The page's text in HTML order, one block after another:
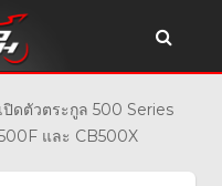
ดตัวตระกูล 500 Series
และ CB500X